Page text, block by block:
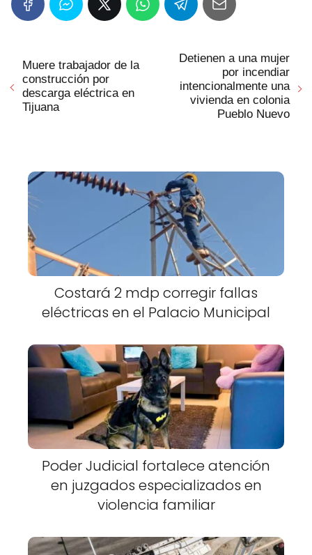
Muere trabajador de la
construcción por
descarga eléctrica en
Tijuana
Detienen a una mujer
por incendiar
intencionalmente una
vivienda en colonia
Pueblo Nuevo
Costará 2 mdp corregir fallas
eléctricas en el Palacio Municipal
Poder Judicial fortalece atención
en juzgados especializados en
violencia familiar